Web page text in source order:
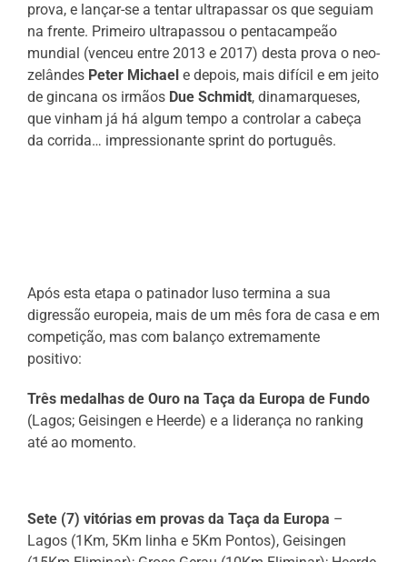
prova, e lançar-se a tentar ultrapassar os que seguiam
na frente. Primeiro ultrapassou o pentacampeão
mundial (venceu entre 2013 e 2017) desta prova o neo-
zelândes Peter Michael e depois, mais difícil e em jeito
de gincana os irmãos Due Schmidt, dinamarqueses,
que vinham já há algum tempo a controlar a cabeça
da corrida… impressionante sprint do português.
Após esta etapa o patinador luso termina a sua
digressão europeia, mais de um mês fora de casa e em
competição, mas com balanço extremamente
positivo:
Três medalhas de Ouro na Taça da Europa de Fundo
(Lagos; Geisingen e Heerde) e a liderança no ranking
até ao momento.
Sete (7) vitórias em provas da Taça da Europa –
Lagos (1Km, 5Km linha e 5Km Pontos), Geisingen